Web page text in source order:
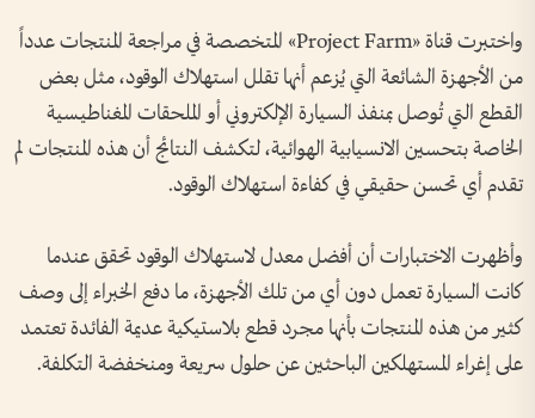
واختبرت قناة «Project Farm» المتخصصة في مراجعة المنتجات عدداً
من الأجهزة الشائعة التي يُزعم أنها تقلل استهلاك الوقود، مثل بعض
القطع التي تُوصل بمنفذ السيارة الإلكتروني أو الملحقات المغناطيسية
الخاصة بتحسين الانسيابية الهوائية، لتكشف النتائج أن هذه المنتجات لم
تقدم أي تحسن حقيقي في كفاءة استهلاك الوقود.
وأظهرت الاختبارات أن أفضل معدل لاستهلاك الوقود تحقق عندما
كانت السيارة تعمل دون أي من تلك الأجهزة، ما دفع الخبراء إلى وصف
كثير من هذه المنتجات بأنها مجرد قطع بلاستيكية عديمة الفائدة تعتمد
على إغراء المستهلكين الباحثين عن حلول سريعة ومنخفضة التكلفة.